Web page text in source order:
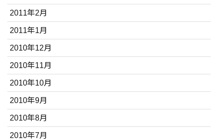
2011年2月
2011年1月
2010年12月
2010年11月
2010年10月
2010年9月
2010年8月
2010年7月